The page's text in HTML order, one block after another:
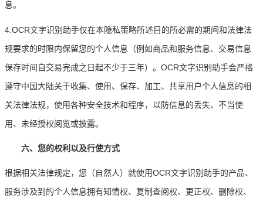
息。
4.OCR文字识别助手仅在本隐私策略所述目的所必需的期间和法律法
规要求的时限内保留您的个人信息（例如商品和服务信息、交易信息
保存时间自交易完成之日起不少于三年）。OCR文字识别助手会严格
遵守中国大陆关于收集、使用、保存、加工、共享用户个人信息的相
关法律法规，使用各种安全技术和程序，以防信息的丢失、不当使
用、未经授权阅览或披露。
六、您的权利以及行使方式
根据相关法律规定，您（自然人）就使用OCR文字识别助手的产品、
服务涉及到的个人信息拥有知情权、复制查阅权、更正权、删除权、